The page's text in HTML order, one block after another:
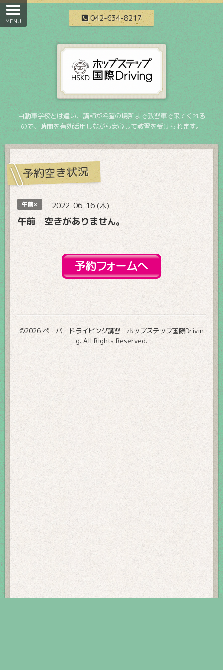
042-634-8217
自動車学校とは違い、講師が希望の場所まで教習車で来てくれる
ので、時間を有効活用しながら安心して教習を受けられます。
予約空き状況
午前× 2022-06-16 (木)
午前 空きがありません。
©2026 ペーパードライビング講習 ホップステップ国際Drivin
g. All Rights Reserved.